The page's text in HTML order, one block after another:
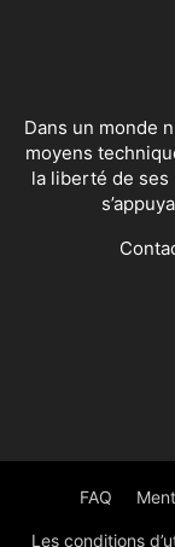
Dans un monde
moyens
la liberté de ses
FAQ
Les conditions